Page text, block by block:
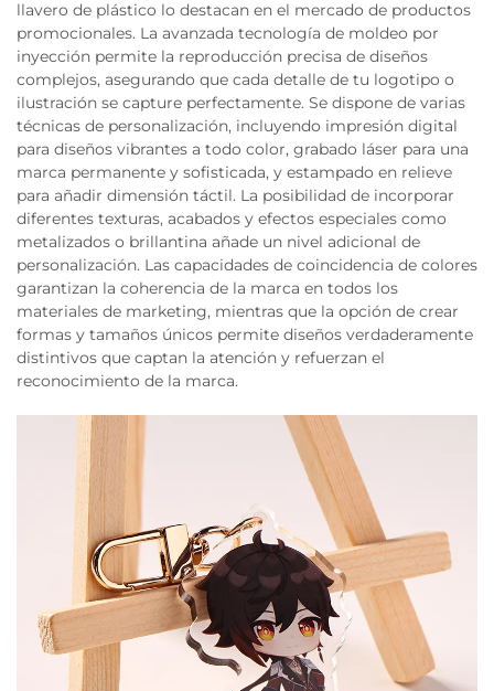
llavero de plástico lo destacan en el mercado de productos
promocionales. La avanzada tecnología de moldeo por
inyección permite la reproducción precisa de diseños
complejos, asegurando que cada detalle de tu logotipo o
ilustración se capture perfectamente. Se dispone de varias
técnicas de personalización, incluyendo impresión digital
para diseños vibrantes a todo color, grabado láser para una
marca permanente y sofisticada, y estampado en relieve
para añadir dimensión táctil. La posibilidad de incorporar
diferentes texturas, acabados y efectos especiales como
metalizados o brillantina añade un nivel adicional de
personalización. Las capacidades de coincidencia de colores
garantizan la coherencia de la marca en todos los
materiales de marketing, mientras que la opción de crear
formas y tamaños únicos permite diseños verdaderamente
distintivos que captan la atención y refuerzan el
reconocimiento de la marca.